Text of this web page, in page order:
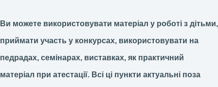
Ви можете використовувати матеріал у роботі з дітьми,
приймати участь у конкурсах, використовувати на
педрадах, семінарах, виставках, як практичний
матеріал при атестації. Всі ці пункти актуальні поза